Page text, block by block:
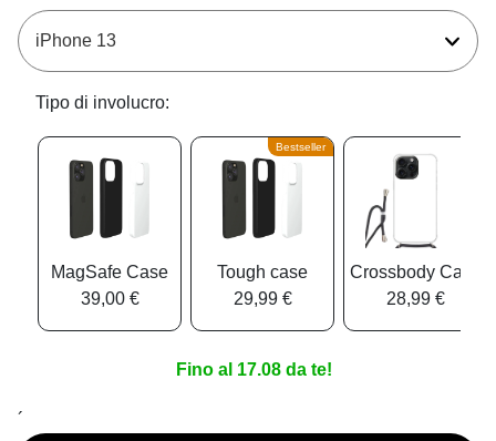
Tipo di involucro:
MagSafe Case
39,00 €
Bestseller
Tough case
29,99 €
Crossbody Case
28,99 €
Fino al 17.08 da te!
´